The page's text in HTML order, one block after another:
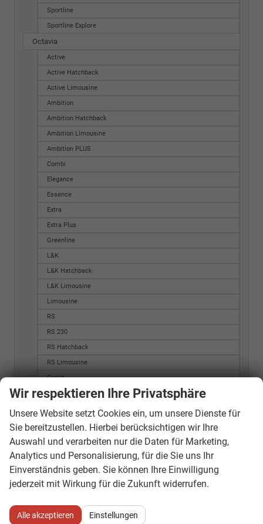
Sportline
Sportline Explore
Octavia
Active
Active Hatchback
Active Limousine
Ambition
Ambition Hatchback
Ambition Limousine
Ambition PLUS
Combi
Elegance
Essence
Extra
Extra Plus
Greenline
L&K
L&K Hatchback
L&K Limousine
Limousine
RS
RS 230
RS Hatchback
RS Limousine
Scout
Selection
Sportline
Style Hatchback
Style Limousine
Style PLUS
Top Selection
20Y Ambition
Wir respektieren Ihre Privatsphäre
Unsere Website setzt Cookies ein, um unsere Dienste für
Sie bereitzustellen. Hierbei berücksichtigen wir Ihre
Auswahl und verarbeiten nur die Daten für Marketing,
Analytics und Personalisierung, für die Sie uns Ihr
Einverständnis geben. Sie können Ihre Einwilligung
jederzeit mit Wirkung für die Zukunft widerrufen.
Alle akzeptieren Einstellungen